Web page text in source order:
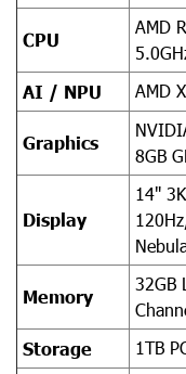
CPU
AMD
AI / NPU AMD
Graphics
8GB
Display
14"
Memory
32GB
Storage 1TB